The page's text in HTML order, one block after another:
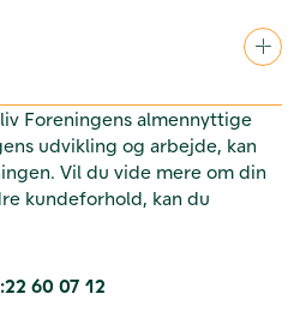
Foreningens almennyttige
udvikling og arbejde, kan
Vil du vide mere om din
kundeforhold, kan du
22 60 07 12